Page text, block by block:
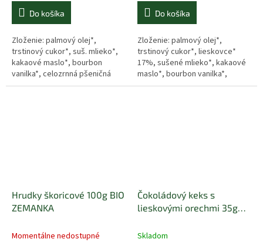
Do košíka
Zloženie: palmový olej*,
trstinový cukor*, suš. mlieko*,
kakaové maslo*, bourbon
vanilka*, celozrnná pšeničná
múka*, slnečnicový olej*, sójový
Do košíka
Zloženie: palmový olej*,
trstinový cukor*, lieskovce*
17%, sušené mlieko*, kakaové
maslo*, bourbon vanilka*,
celozrnná pšeničná múka*,
Hrudky škoricové 100g BIO
ZEMANKA
Momentálne nedostupné
Čokoládový keks s
lieskovými orechmi 35g
Skladom